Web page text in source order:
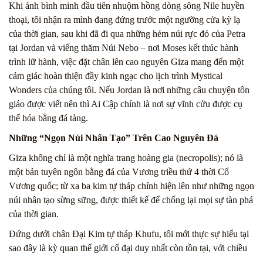
Khi ánh bình minh đầu tiên nhuộm hồng dòng sông Nile huyền
thoại, tôi nhận ra mình đang đứng trước một ngưỡng cửa kỳ lạ
của thời gian, sau khi đã đi qua những hẻm núi rực đỏ của Petra
tại Jordan và viếng thăm Núi Nebo – nơi Moses kết thúc hành
trình lữ hành, việc đặt chân lên cao nguyên Giza mang đến một
cảm giác hoàn thiện đầy kinh ngạc cho lịch trình Mystical
Wonders của chúng tôi. Nếu Jordan là nơi những câu chuyện tôn
giáo được viết nên thì Ai Cập chính là nơi sự vĩnh cửu được cụ
thể hóa bằng đá tảng.
Những “Ngọn Núi Nhân Tạo” Trên Cao Nguyên Đá
Giza không chỉ là một nghĩa trang hoàng gia (necropolis); nó là
một bản tuyên ngôn bằng đá của Vương triều thứ 4 thời Cổ
Vương quốc; từ xa ba kim tự tháp chính hiện lên như những ngọn
núi nhân tạo sừng sững, được thiết kế để chống lại mọi sự tàn phá
của thời gian.
Đứng dưới chân Đại Kim tự tháp Khufu, tôi mới thực sự hiểu tại
sao đây là kỳ quan thế giới cổ đại duy nhất còn tồn tại, với chiều